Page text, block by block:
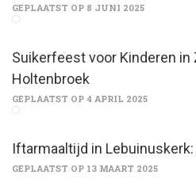
GEPLAATST OP 8 JUNI 2025
Suikerfeest voor Kinderen in
Holtenbroek
GEPLAATST OP 4 APRIL 2025
Iftarmaaltijd in
GEPLAATST OP 13 MAART 2025